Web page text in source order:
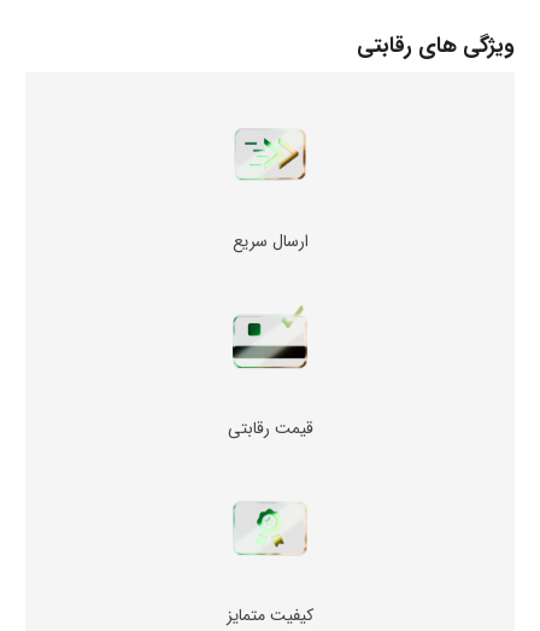
ویژگی های رقابتی
ارسال سریع
قیمت رقابتی
کیفیت متمایز